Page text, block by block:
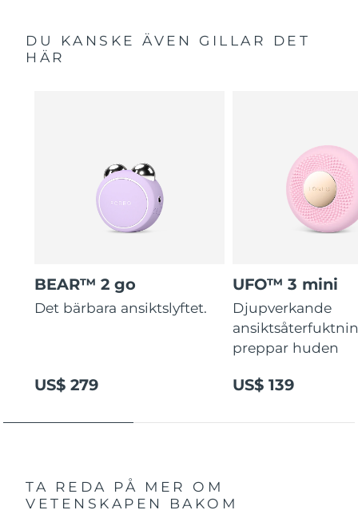
DU KANSKE ÄVEN GILLAR DET
HÄR
BEAR™ 2 go
Det bärbara ansiktslyftet.
US$ 279
UFO™ 3 mini
Djupverkande
preppar huden
US$ 139
TA REDA PÅ MER OM
VETENSKAPEN BAKOM